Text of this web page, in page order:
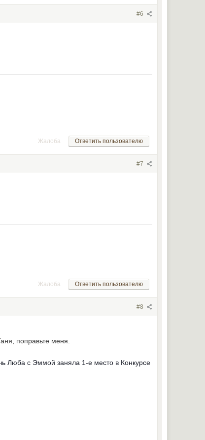
#6
Ответить пользователю
Жалоба
#7
Ответить пользователю
Жалоба
#8
поправьте меня.
Люба с Эммой заняла 1-е место в Конкурсе